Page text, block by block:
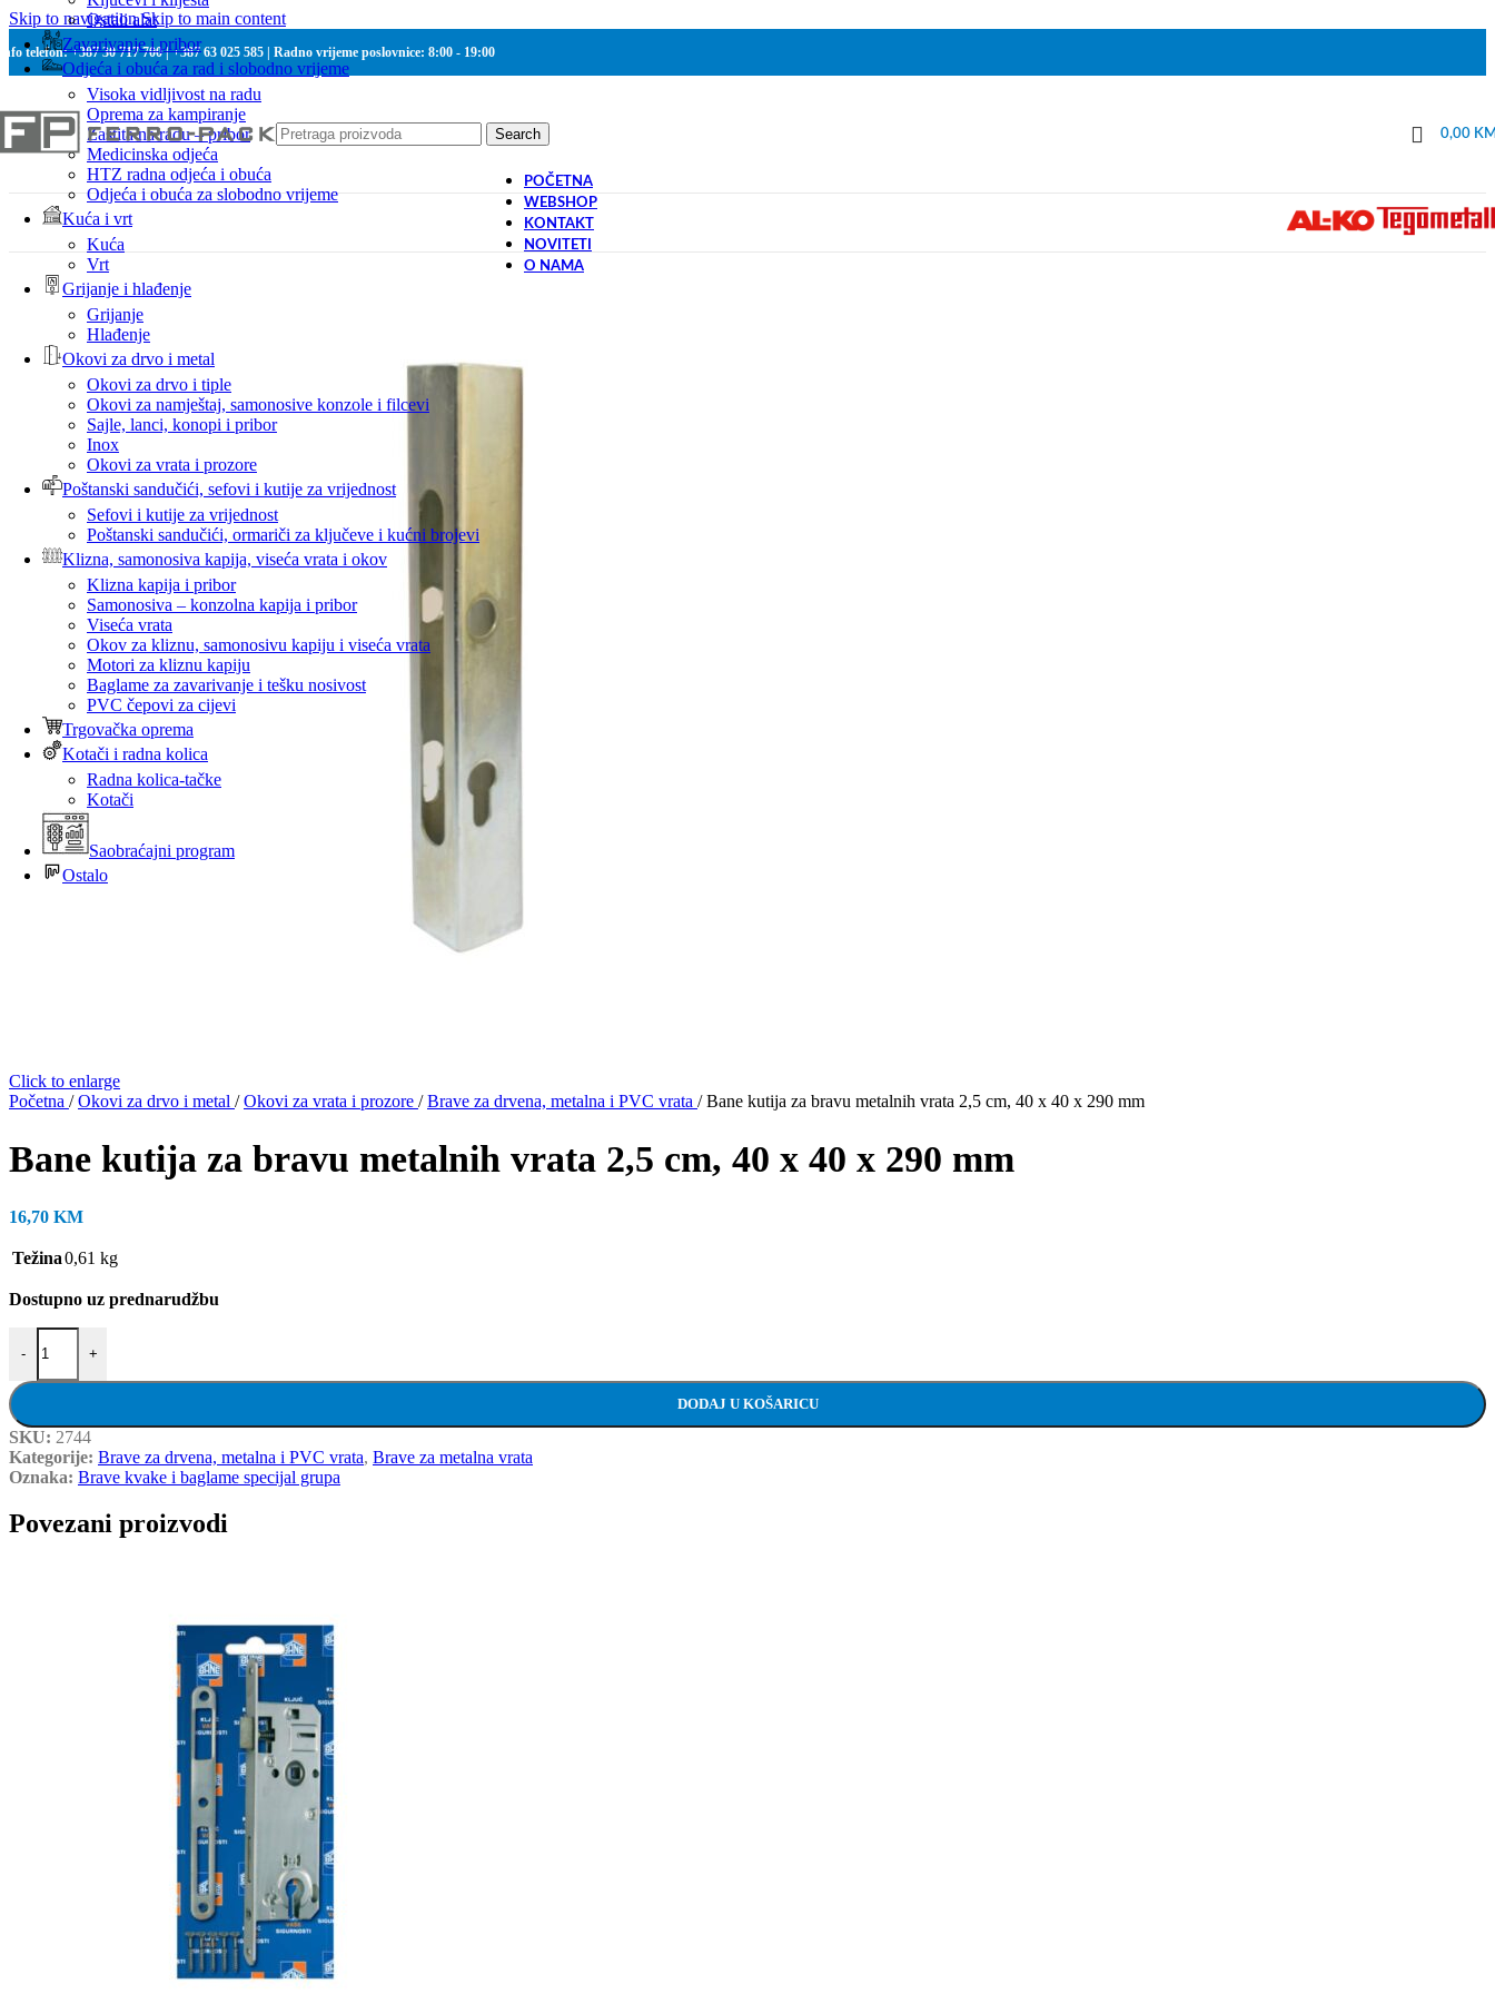
Skip to navigationSkip to main content
telefon: +387 30 717 700 | +387 63 025 585 | Radno vrijeme poslovnice: 8:00 - 19:00
Search 0,00
Ostali alat
Zavarivanje i pribor
Odjeća i obuća za rad i slobodno vrijeme
Visoka vidljivost na radu
Oprema za kampiranje
Zaštita na radu – pribor
Medicinska odjeća
HTZ radna odjeća i obuća
Odjeća i obuća za slobodno vrijeme
Kuća i vrt
Kuća
Vrt
Grijanje i hlađenje
Grijanje
Hlađenje
Okovi za drvo i metal
Okovi za drvo i tiple
Okovi za namještaj, samonosive konzole i filcevi
Sajle, lanci, konopi i pribor
Inox
Okovi za vrata i prozore
Poštanski sandučići, sefovi i kutije za vrijednost
Sefovi i kutije za vrijednost
Poštanski sandučići, ormariči za ključeve i kućni brojevi
Klizna, samonosiva kapija, viseća vrata i okov
Klizna kapija i pribor
Samonosiva – konzolna kapija i pribor
Viseća vrata
Okov za kliznu, samonosivu kapiju i viseća vrata
Motori za kliznu kapiju
Baglame za zavarivanje i tešku nosivost
PVC čepovi za cijevi
Trgovačka oprema
Kotači i radna kolica
Radna kolica-tačke
Kotači
Saobraćajni program
Ostalo
POČETNA
WEBSHOP
KONTAKT
NOVITETI
O NAMA
Click to enlarge
Početna / Okovi za drvo i metal / Okovi za vrata i prozore / Brave za drvena, metalna i PVC vrata / Bane kutija za bravu metalnih vrata 2,5 cm, 40 x 40 x 290 mm
Bane kutija za bravu metalnih vrata 2,5 cm, 40 x 40 x 290 mm
16,70 KM
Težina0,61 kg
Dostupno uz prednarudžbu
-
Bane kutija za bravu metalnih vrata 2,5 cm, 40 x 40 x 290 mm količina
+
DODAJ U KOŠARICU
SKU: 2744
Kategorije: Brave za drvena, metalna i PVC vrata, Brave za metalna vrata
Oznaka: Brave kvake i baglame specijal grupa
Povezani proizvodi